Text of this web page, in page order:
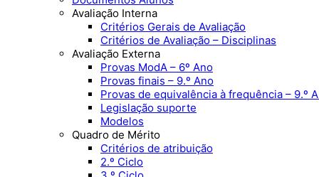
Avaliação Interna
Critérios Gerais de Avaliação
Critérios de Avaliação – Disciplinas
Avaliação Externa
Provas ModA – 6º Ano
Provas finais – 9.º Ano
Provas de equivalência à frequência – 9.º
Legislação suporte
Modelos
Quadro de Mérito
Critérios de atribuição
2.º Ciclo